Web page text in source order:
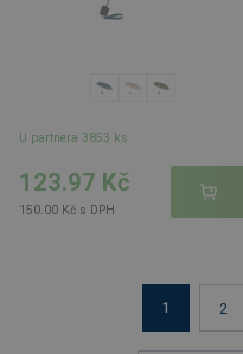
U partnera 3853 ks
123.97 Kč
150.00 Kč s DPH
1 2